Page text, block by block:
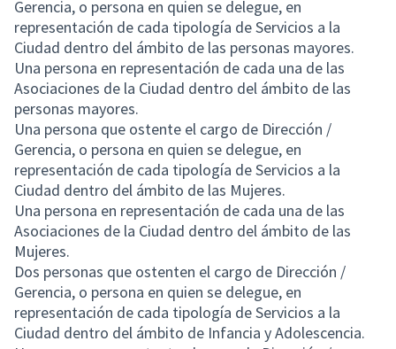
Gerencia, o persona en quien se delegue, en
representación de cada tipología de Servicios a la
Ciudad dentro del ámbito de las personas mayores.
Una persona en representación de cada una de las
Asociaciones de la Ciudad dentro del ámbito de las
personas mayores.
Una persona que ostente el cargo de Dirección /
Gerencia, o persona en quien se delegue, en
representación de cada tipología de Servicios a la
Ciudad dentro del ámbito de las Mujeres.
Una persona en representación de cada una de las
Asociaciones de la Ciudad dentro del ámbito de las
Mujeres.
Dos personas que ostenten el cargo de Dirección /
Gerencia, o persona en quien se delegue, en
representación de cada tipología de Servicios a la
Ciudad dentro del ámbito de Infancia y Adolescencia.